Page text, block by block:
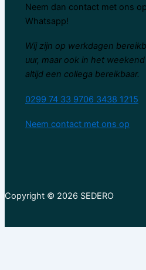
Neem dan contact met ons
Whatsapp!
Wij zijn op werkdagen
uur, maar ook in het
altijd een collega bereikbaar.
0299 74 33 9706 3438 1215
Neem contact met ons op
Copyright © 2026 SEDERO